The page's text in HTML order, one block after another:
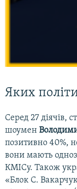
Яких
Серед 27 діячів,
шоумен
позитивно 40%,
вони мають
КМІСу. Також
«Блок С.